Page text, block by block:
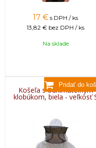
17 € s DPH / ks
13,82 € bez DPH / ks
Na sklade
Košeľa s odnímateľným
klobúkom, biela - veľkosť